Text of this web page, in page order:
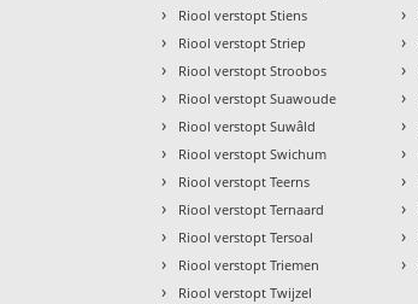
› Riool verstopt Stiens
› Riool verstopt Striep
› Riool verstopt Stroobos
› Riool verstopt Suawoude
› Riool verstopt Suwâld
› Riool verstopt Swichum
› Riool verstopt Teerns
› Riool verstopt Ternaard
› Riool verstopt Tersoal
› Riool verstopt Triemen
› Riool verstopt Twijzel
›
›
›
›
›
›
›
›
›
›